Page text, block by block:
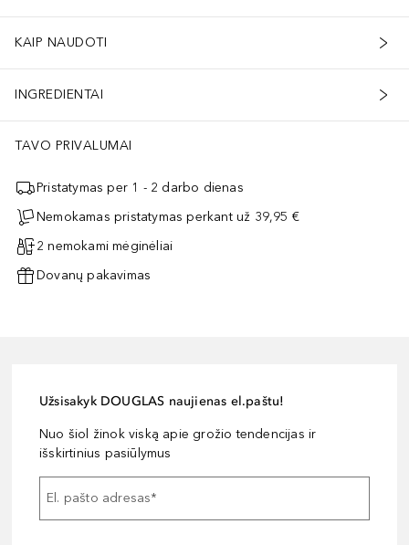
KAIP NAUDOTI
INGREDIENTAI
TAVO PRIVALUMAI
Pristatymas per 1 - 2 darbo dienas
Nemokamas pristatymas perkant už 39,95 €
2 nemokami mėginėliai
Dovanų pakavimas
Užsisakyk DOUGLAS naujienas el.paštu!
Nuo šiol žinok viską apie grožio tendencijas ir
išskirtinius pasiūlymus
El. pašto adresas*